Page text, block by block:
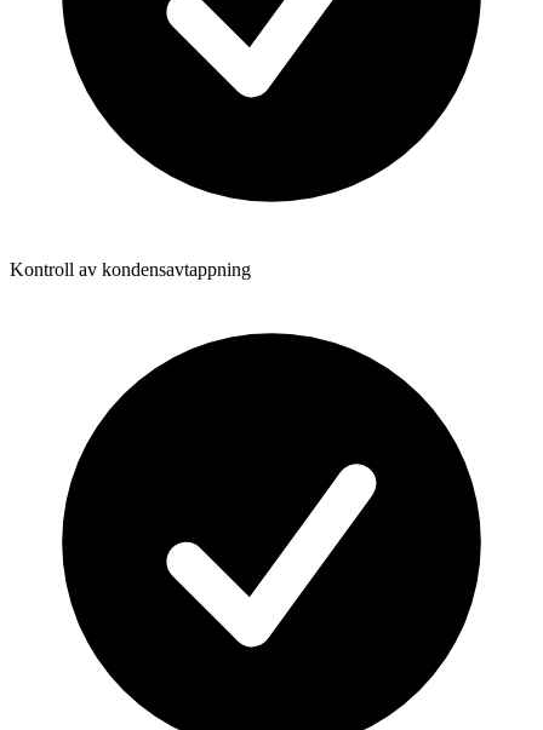
Kontroll av kondensavtappning